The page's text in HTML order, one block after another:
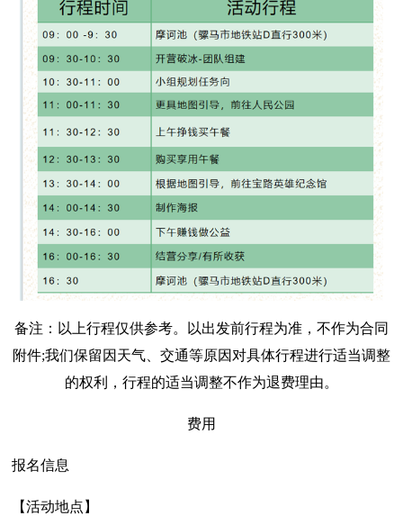
备注：以上行程仅供参考。以出发前行程为准，不作为合同
附件;我们保留因天气、交通等原因对具体行程进行适当调整
的权利，行程的适当调整不作为退费理由。
费用
报名信息
【活动地点】